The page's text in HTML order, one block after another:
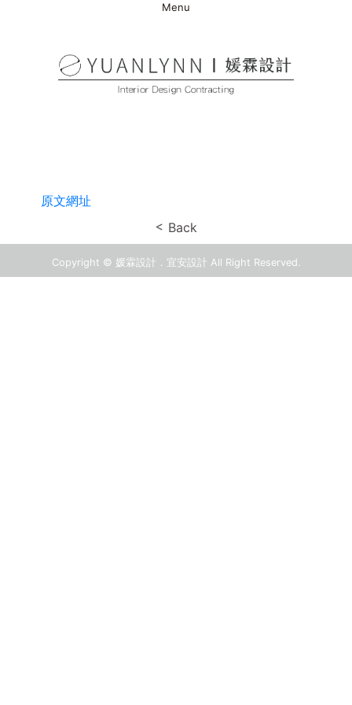
Menu
原文網址
Back
Copyright © 媛霖設計．宜安設計 All Right Reserved.